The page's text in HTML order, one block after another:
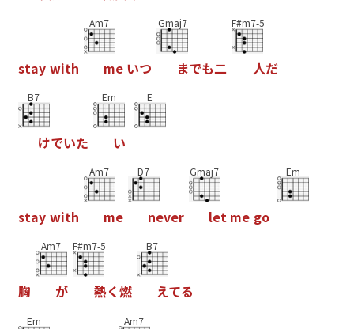
stay with
Am7
me いつ
Gmaj7
までも二
F#m7-5
人だ
B7
けでいた
Em
い
E
stay with
Am7
me
D7
never
Gmaj7
let me go
Em
胸
Am7
が
F#m7-5
熱く燃
B7
えてる
Em Am7